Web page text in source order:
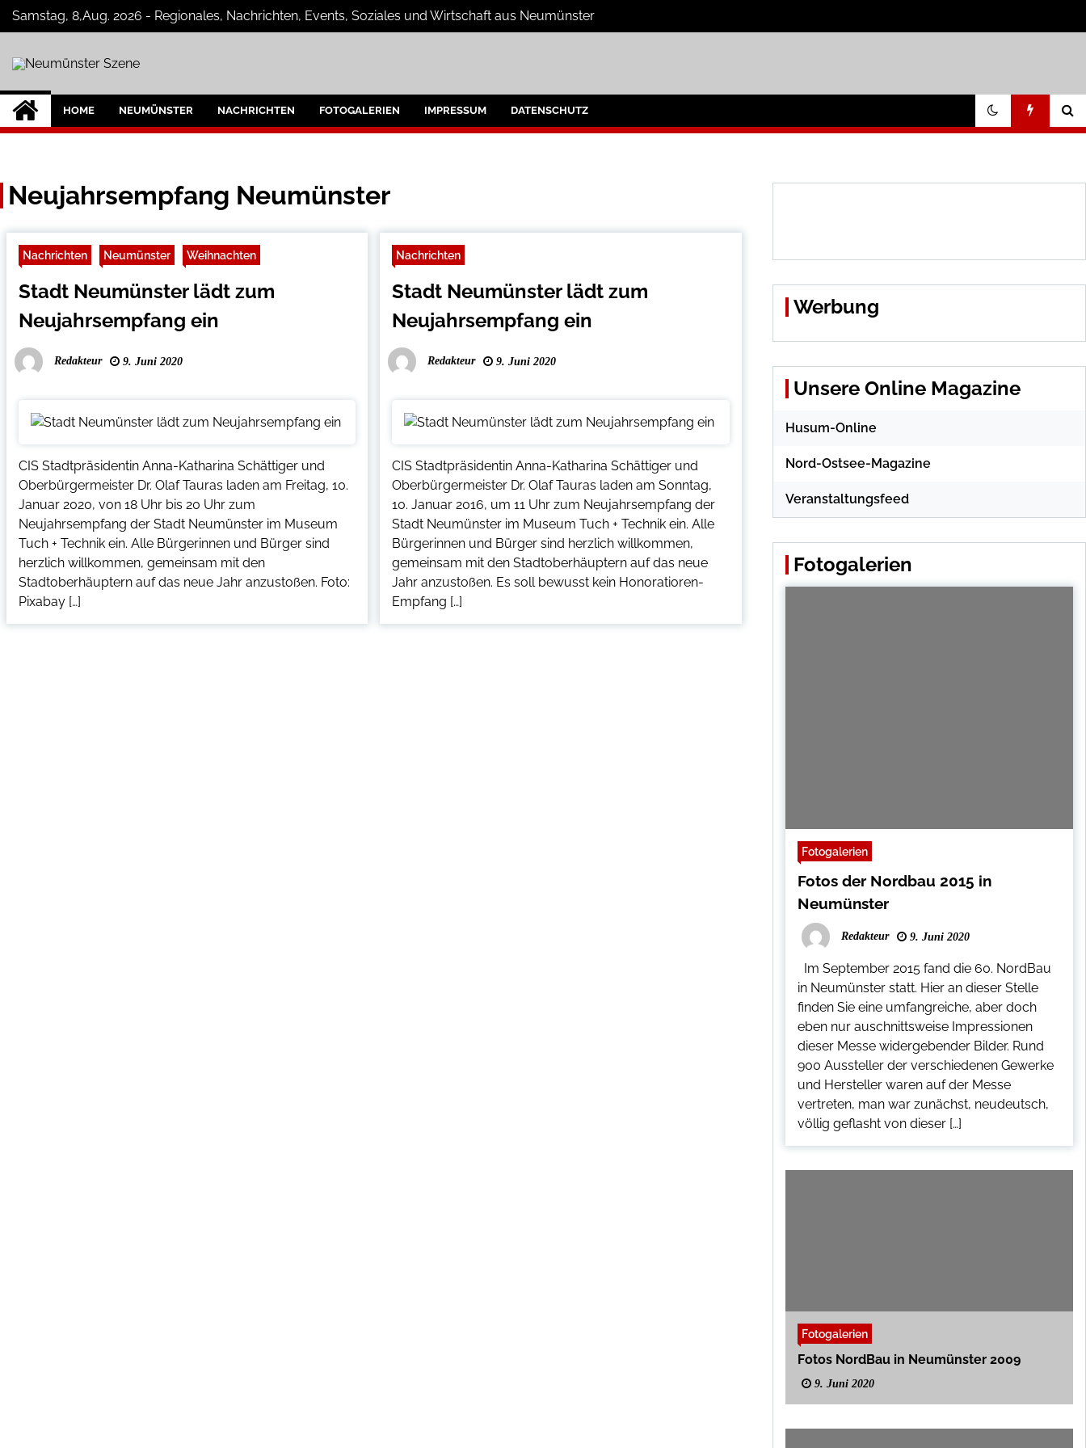
SkipSamstag, 8,Aug. 2026 - Regionales, Nachrichten, Events, Soziales und Wirtschaft aus Neumünster
Neumünster Szene
Neuigkeiten und Nachrichten aus Neumünster und Umgebung
HOME NEUMÜNSTER NACHRICHTEN FOTOGALERIEN IMPRESSUM DATENSCHUTZ
Neujahrsempfang Neumünster
Nachrichten Neumünster Weihnachten
Stadt Neumünster lädt zum
Neujahrsempfang ein
Redakteur 9. Juni 2020
CIS Stadtpräsidentin Anna-Katharina Schättiger und
Oberbürgermeister Dr. Olaf Tauras laden am Freitag, 10.
Januar 2020, von 18 Uhr bis 20 Uhr zum
Neujahrsempfang der Stadt Neumünster im Museum
Tuch + Technik ein. Alle Bürgerinnen und Bürger sind
herzlich willkommen, gemeinsam mit den
Stadtoberhäuptern auf das neue Jahr anzustoßen. Foto:
Pixabay […]
Nachrichten
Stadt Neumünster lädt zum
Neujahrsempfang ein
Redakteur 9. Juni 2020
CIS Stadtpräsidentin Anna-Katharina Schättiger und
Oberbürgermeister Dr. Olaf Tauras laden am Sonntag,
10. Januar 2016, um 11 Uhr zum Neujahrsempfang der
Stadt Neumünster im Museum Tuch + Technik ein. Alle
Bürgerinnen und Bürger sind herzlich willkommen,
gemeinsam mit den Stadtoberhäuptern auf das neue
Jahr anzustoßen. Es soll bewusst kein Honoratioren-
Empfang […]
Werbung
Unsere Online Magazine
Husum-Online
Nord-Ostsee-Magazine
Veranstaltungsfeed
Fotogalerien
Fotogalerien
Fotos der Nordbau 2015 in
Neumünster
Redakteur 9. Juni 2020
Im September 2015 fand die 60. NordBau
in Neumünster statt. Hier an dieser Stelle
finden Sie eine umfangreiche, aber doch
eben nur auschnittsweise Impressionen
dieser Messe widergebender Bilder. Rund
900 Aussteller der verschiedenen Gewerke
und Hersteller waren auf der Messe
vertreten, man war zunächst, neudeutsch,
völlig geflasht von dieser […]
Fotogalerien
Fotos NordBau in Neumünster 2009
9. Juni 2020